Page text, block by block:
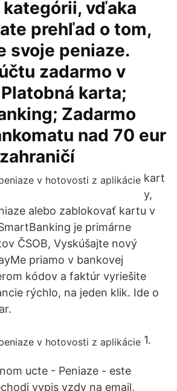
vďaka
prehľad o tom,
svoje peniaze.
zadarmo v
karta;
Zadarmo
nad 70 eur
kart
y,
alebo zablokovať kartu v
je primárne
ČSOB, Vyskúšajte nový
priamo v bankovej
kódov a faktúr vyriešite
rýchlo, na jeden klik. Ide o
1.
ucte - Peniaze - este
vypis vzdy na email,